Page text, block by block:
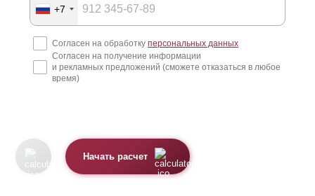
+7
Согласен на обработку персональных данных
Согласен на получение информации
и рекламных предложений (сможете отказаться в любое
время)
Начать расчет